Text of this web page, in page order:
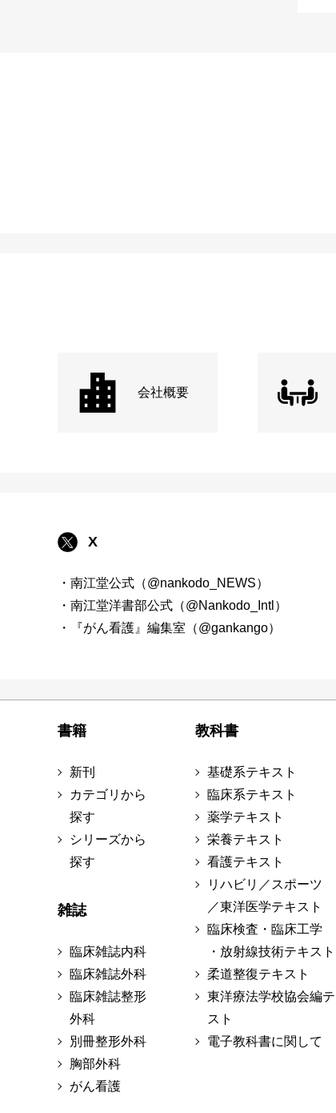
会社概要
X
・南江堂公式（@nankodo_NEWS）
・南江堂洋書部公式（@Nankodo_Intl）
・『がん看護』編集室（@gankango）
書籍
新刊
カテゴリから
探す
シリーズから
探す
雑誌
臨床雑誌内科
臨床雑誌外科
臨床雑誌整形
外科
別冊整形外科
胸部外科
がん看護
教科書
基礎系テキスト
臨床系テキスト
薬学テキスト
栄養テキスト
看護テキスト
リハビリ／スポーツ
／東洋医学テキスト
臨床検査・臨床工学
・放射線技術テキスト
柔道整復テキスト
東洋療法学校協会編テ
スト
電子教科書に関して